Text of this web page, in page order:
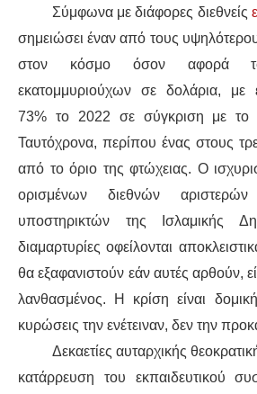
Σύμφωνα με διάφορες διεθνείς
σημειώσει έναν από τους
στον κόσμο όσον αφορά
εκατομμυριούχων σε δολάρια, με
73% το 2022 σε σύγκριση με το
Ταυτόχρονα, περίπου ένας στους
από το όριο της φτώχειας. Ο
ορισμένων διεθνών
υποστηρικτών της Ισλαμικής
διαμαρτυρίες οφείλονται
θα εξαφανιστούν εάν αυτές αρθούν,
λανθασμένος. Η κρίση είναι
κυρώσεις την ενέτειναν, δεν την
Δεκαετίες αυταρχικής
κατάρρευση του εκπαιδευτικού